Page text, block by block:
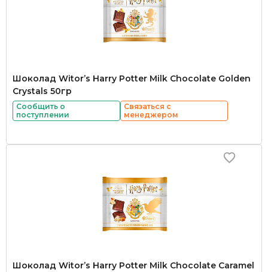
Шоколад Witor’s Harry Potter Milk Chocolate Golden
Crystals 50гр
Сообщить о
поступлении
Связаться с
менеджером
Шоколад Witor’s Harry Potter Milk Chocolate Caramel